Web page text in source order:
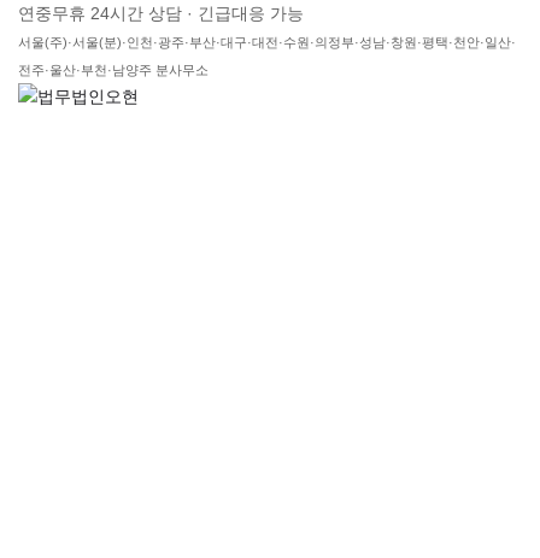
연중무휴 24시간 상담 · 긴급대응 가능
서울(주)·서울(분)·인천·광주·부산·대구·대전·수원·의정부·성남·창원·평택·천안·일산·
전주·울산·부천·남양주 분사무소